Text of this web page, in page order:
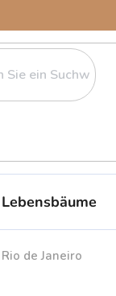
Lebensbäume
de Janeiro